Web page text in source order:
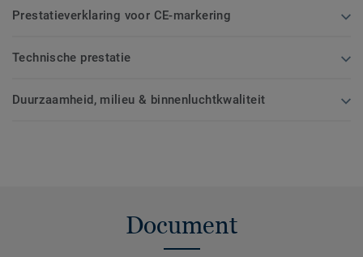
Prestatieverklaring voor CE-markering
Technische prestatie
Duurzaamheid, milieu & binnenluchtkwaliteit
Document